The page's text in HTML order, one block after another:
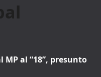
al “18”, presunto